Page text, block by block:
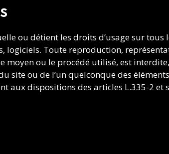
ou détient les droits d’usage sur tous
logiciels. Toute reproduction,
ou le procédé utilisé, est
ou de l’un quelconque des
aux dispositions des articles L.335-2 et